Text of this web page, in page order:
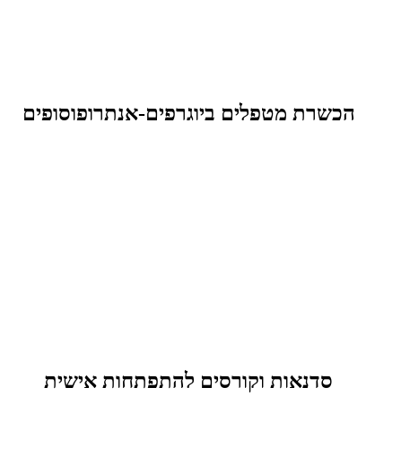
הכשרת מטפלים ביוגרפים-אנתרופוסופים
סדנאות וקורסים להתפתחות אישית